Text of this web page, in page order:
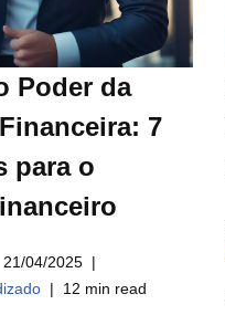
Poder da
7
para o
21/04/2025
12 min read